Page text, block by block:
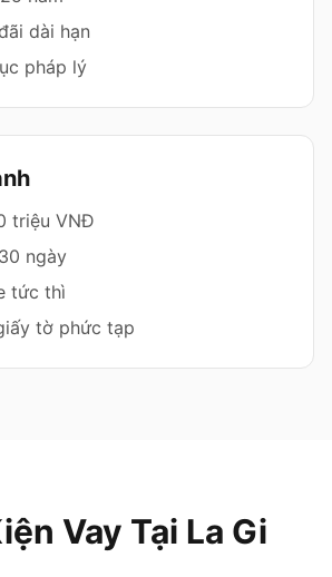
dài hạn
pháp lý
triệu VNĐ
ngày
tức thì
tờ phức tạp
Vay Tại La Gi